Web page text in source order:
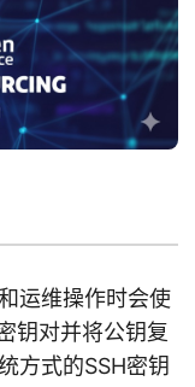
运维操作时会使
钥对并将公钥复
方式的SSH密钥